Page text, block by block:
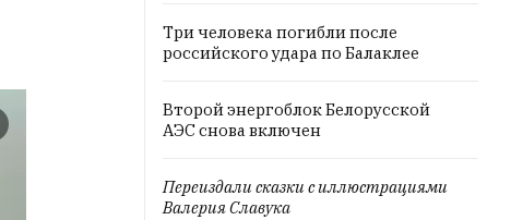
Три человека погибли после
российского удара по Балаклее
Второй энергоблок Белорусской
АЭС снова включен
Переиздали сказки с иллюстрациями
Валерия Славука